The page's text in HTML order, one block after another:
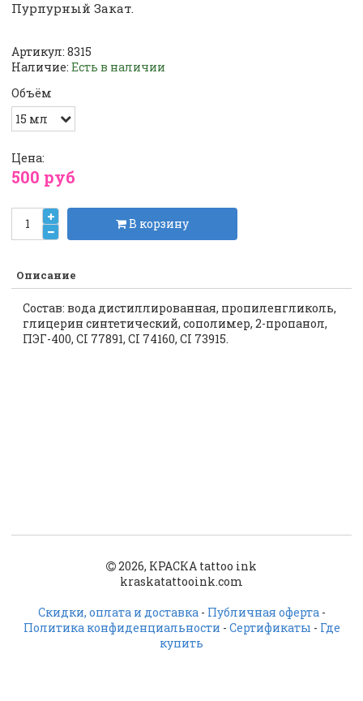
Пурпурный Закат.
Артикул: 8315
Наличие: Есть в наличии
Объём
Цена:
500 руб
В корзину
Описание
Состав: вода дистиллированная, пропиленгликоль,
глицерин синтетический, сополимер, 2-пропанол,
ПЭГ-400, CI 77891, CI 74160, CI 73915.
2026, КРАСКА tattoo ink
kraskatattooink.com
Скидки, оплата и доставка - Публичная оферта -
Политика конфиденциальности - Сертификаты - Где
купить